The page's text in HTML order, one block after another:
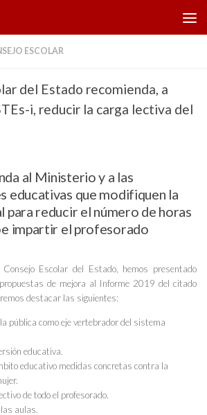
ESCOLAR
del Estado recomienda, a
i, reducir la carga lectiva del
al Ministerio y a las
educativas que modifiquen la
para reducir el número de horas
impartir el profesorado
Escolar del Estado, hemos presentado
de mejora al Informe 2019 del citado
destacar las siguientes:
pública como eje vertebrador del sistema
educativa.
educativo medidas concretas contra la
de todo el profesorado.
aulas.